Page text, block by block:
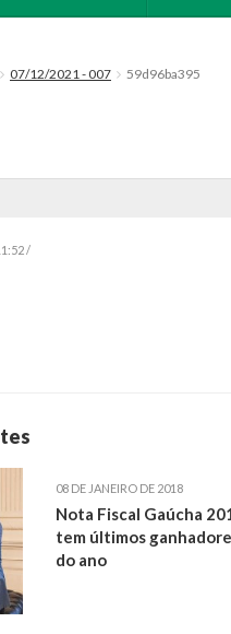
07/12/2021 - 007 59d96ba395
/
08 DE JANEIRO DE 2018
Nota Fiscal Gaúcha
tem últimos
do ano